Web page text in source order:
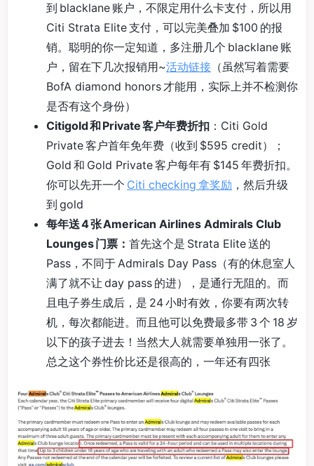
到 blacklane 账户，不限定用什么卡支付，所以用
Citi Strata Elite 支付，可以完美叠加 $100 的报
销。聪明的你一定知道，多注册几个 blacklane 账
户，留在下几次报销用~活动链接 （虽然写着需要
BofA diamond honors 才能用，实际上并不检测你
是否有这个身份）
Citigold 和 Private 客户年费折扣 ：Citi Gold
Private 客户首年免年费（收到 $595 credit）；
Gold 和 Gold Private 客户每年有 $145 年费折扣。
你可以先开一个 Citi checking 拿奖励 ，然后升级
到 gold
每年送 4 张 American Airlines Admirals Club
Lounges 门票： 首先这个是 Strata Elite 送的
Pass，不同于 Admirals Day Pass（有的休息室人
满了就不让 day pass 的进），是通行无阻的。而
且电子券生成后，是 24 小时有效，你要有两次转
机，每次都能进。而且他可以免费最多带 3 个 18 岁
以下的孩子进去！当然大人就需要单独用一张了。
总之这个券性价比还是很高的，一年还有四张